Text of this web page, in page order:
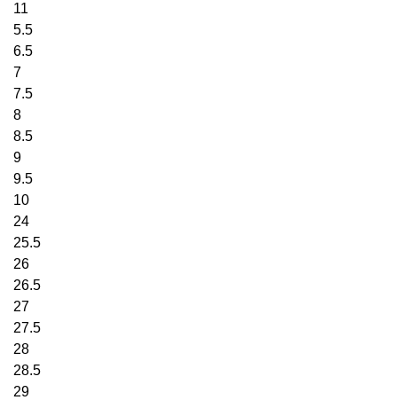
11
5.5
6.5
7
7.5
8
8.5
9
9.5
10
24
25.5
26
26.5
27
27.5
28
28.5
29